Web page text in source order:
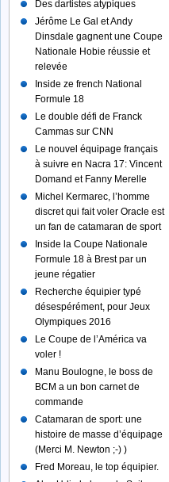
Des dartistes atypiques
Jérôme Le Gal et Andy
Dinsdale gagnent une Coupe
Nationale Hobie réussie et
relevée
Inside ze french National
Formule 18
Le double défi de Franck
Cammas sur CNN
Le nouvel équipage français
à suivre en Nacra 17: Vincent
Domand et Fanny Merelle
Michel Kermarec, l’homme
discret qui fait voler Oracle est
un fan de catamaran de sport
Inside la Coupe Nationale
Formule 18 à Brest par un
jeune régatier
Recherche équipier typé
désespérément, pour Jeux
Olympiques 2016
Le Coupe de l’América va
voler !
Manu Boulogne, le boss de
BCM a un bon carnet de
commande
Catamaran de sport: une
histoire de masse d’équipage
(Merci M. Newton ;-) )
Fred Moreau, le top équipier.